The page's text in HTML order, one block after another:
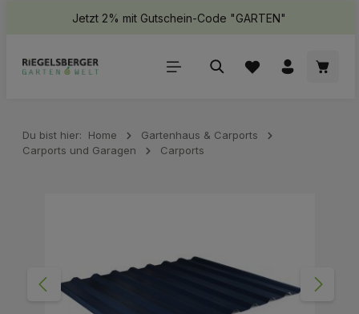
springenJetzt 2% mit Gutschein-Code "GARTEN"
Du bist hier: Home
Gartenhaus & Carports
Carports und Garagen
Carports